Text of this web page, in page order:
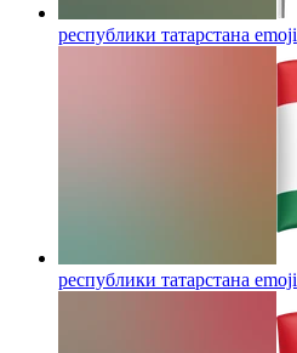
республики татарстана emoji
республики татарстана emoji